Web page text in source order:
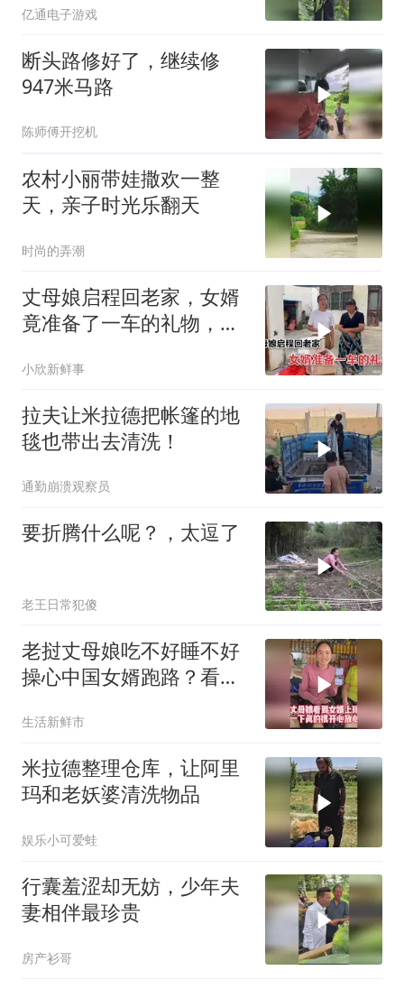
亿通电子游戏
断头路修好了，继续修
947米马路
陈师傅开挖机
农村小丽带娃撒欢一整
天，亲子时光乐翻天
时尚的弄潮
丈母娘启程回老家，女婿
竟准备了一车的礼物，离
小欣新鲜事
拉夫让米拉德把帐篷的地
毯也带出去清洗！
通勤崩溃观察员
要折腾什么呢？，太逗了
老王日常犯傻
老挝丈母娘吃不好睡不好
操心中国女婿跑路？看到
生活新鲜市
米拉德整理仓库，让阿里
玛和老妖婆清洗物品
娱乐小可爱蛙
行囊羞涩却无妨，少年夫
妻相伴最珍贵
房产衫哥